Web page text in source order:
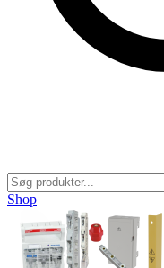
Shop